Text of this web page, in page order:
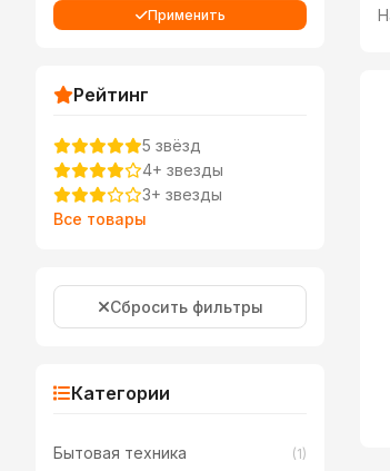
Применить
Рейтинг
5 звёзд
4+ звезды
3+ звезды
Все товары
Сбросить фильтры
Категории
Бытовая техника (1)